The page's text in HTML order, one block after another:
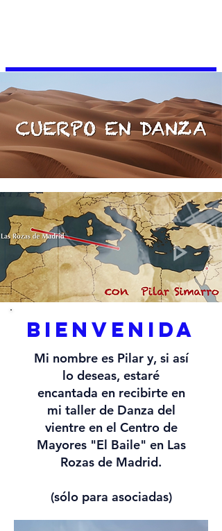
BIENVENIDA
Mi nombre es Pilar y, si así
lo deseas, estaré
encantada en recibirte en
mi taller de Danza del
vientre en el Centro de
Mayores "El Baile" en Las
Rozas de Madrid.
(sólo para asociadas)